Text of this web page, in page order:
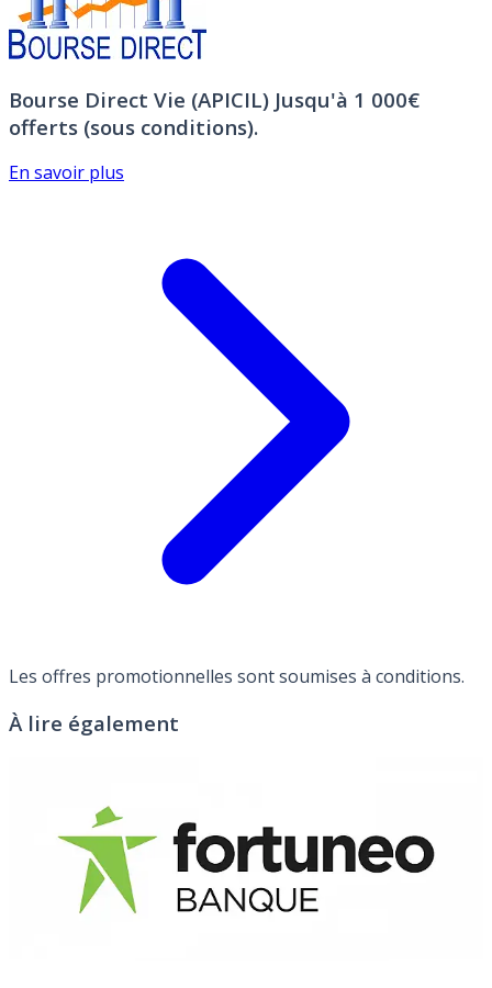
Bourse Direct Vie (APICIL) Jusqu'à 1 000€
offerts (sous conditions).
En savoir plus
Les offres promotionnelles sont soumises à conditions.
À lire également